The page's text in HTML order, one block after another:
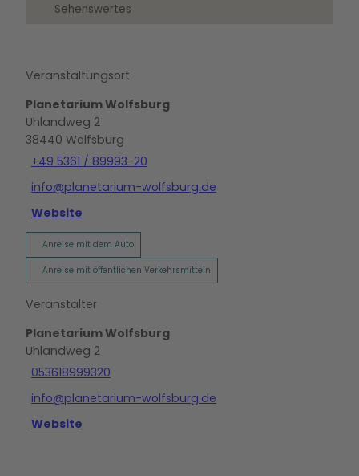
Sehenswertes
Veranstaltungsort
Planetarium Wolfsburg
Uhlandweg 2
38440 Wolfsburg
+49 5361 / 89993-20
info@planetarium-wolfsburg.de
Website
Anreise mit dem Auto
Anreise mit öffentlichen Verkehrsmitteln
Veranstalter
Planetarium Wolfsburg
Uhlandweg 2
053618999320
info@planetarium-wolfsburg.de
Website